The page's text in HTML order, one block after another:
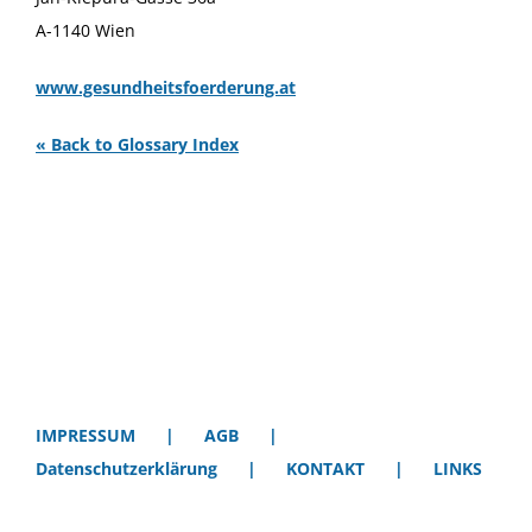
A-1140 Wien
www.gesundheitsfoerderung.at
« Back to Glossary Index
IMPRESSUM
AGB
Datenschutzerklärung
KONTAKT LINKS